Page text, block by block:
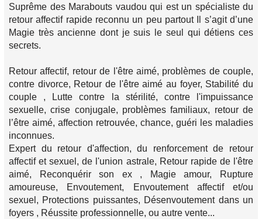
Suprême des Marabouts vaudou qui est un spécialiste du
retour affectif rapide reconnu un peu partout Il s’agit d’une
Magie très ancienne dont je suis le seul qui détiens ces
secrets.
Retour affectif, retour de l'être aimé, problèmes de couple,
contre divorce, Retour de l'être aimé au foyer, Stabilité du
couple , Lutte contre la stérilité, contre l'impuissance
sexuelle, crise conjugale, problèmes familiaux, retour de
l’être aimé, affection retrouvée, chance, guéri les maladies
inconnues.
Expert du retour d'affection, du renforcement de retour
affectif et sexuel, de l'union astrale, Retour rapide de l'être
aimé, Reconquérir son ex , Magie amour, Rupture
amoureuse, Envoutement, Envoutement affectif et/ou
sexuel, Protections puissantes, Désenvoutement dans un
foyers , Réussite professionnelle, ou autre vente...